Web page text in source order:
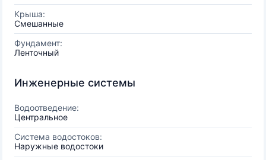
Крыша:
Смешанные
Фундамент:
Ленточный
Инженерные системы
Водоотведение:
Центральное
Система водостоков:
Наружные водостоки